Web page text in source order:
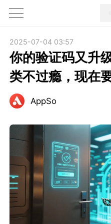
1X
2025-07-04 03:57
你的验证码又升
类不过瘾，现在
AppSo